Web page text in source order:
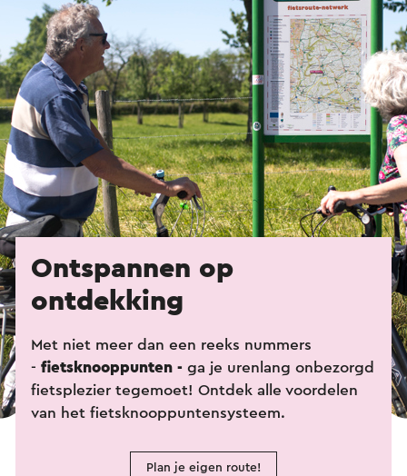
Ontspannen op
ontdekking
Met niet meer dan een reeks nummers
- fietsknooppunten - ga je urenlang onbezorgd
fietsplezier tegemoet! Ontdek alle voordelen
van het fietsknooppuntensysteem.
Plan je eigen route!